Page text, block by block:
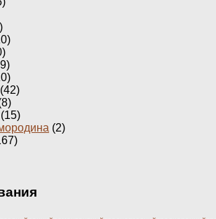
(42)
(15)
(2)